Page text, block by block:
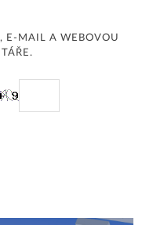
E-MAIL A WEBOVOU